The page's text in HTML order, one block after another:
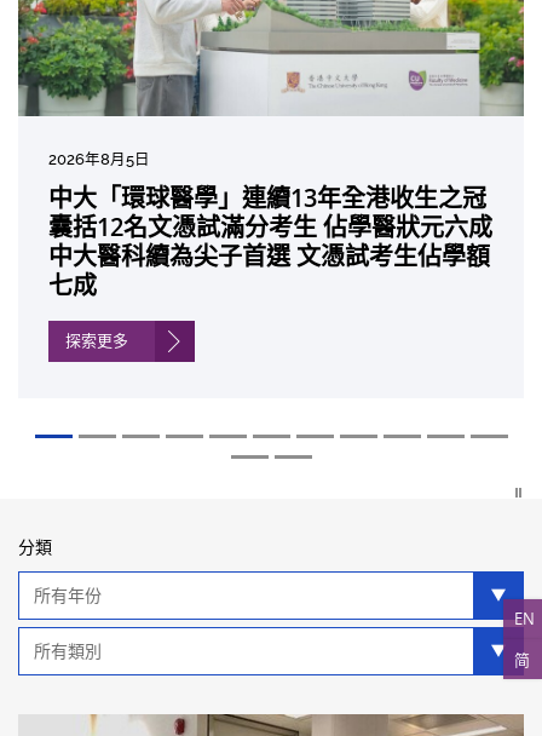
EN
简
2026年8月5日
中大「環球醫學」連續13年全港收生之冠
囊括12名文憑試滿分考生 佔學醫狀元六成
中大醫科續為尖子首選 文憑試考生佔學額
七成
探索更多
2026年7月27日
中大成立嶄新 ITECH醫療科技評估平台 推
動健康經濟分析及價值醫療
探索更多
2026年7月10日
中大研發「AI-OCT」系統助測糖尿黃斑水
腫 假陽性轉介個案銳減六成 縮短患者輪
候診症時間
2026年7月10日
中大黃秀娟教授獲頒中國工程界最高榮譽
「光華工程科技獎」 成為今屆醫藥衞生領
域唯一香港學者
2026年7月7日
中大新設「香港中文大學鳳凰獎學金」嘉
許公開試狀元 鼓勵學醫狀元走出課堂放眼
世界 裝備21世紀妙手仁醫
2026年6月29日
中大全新一站式PGT-Plus方案 精準辨識
傳統檢測中複雜基因異常「盲點」 降低人
工受孕流產及異常妊娠風險
2026年6月22日
中大發現青光眼治療新靶點 小鼠實驗證實
可恢復七成視力 有助開創嶄新神經保護療
法
2026年6月17日
中大成功拆解肝癌免疫治療耐藥性機制 揭
一種免疫細胞具「除廢餵食」新功能助癌
細胞耐藥性
2026年6月10日
中大與多名全球專家共同牽頭跨國肺癌研
究 逾半晚期ALK陽性肺癌病人七年無惡化
因特定基因異常而引起的肺癌有望變成
「慢性病」 患者可與病共存
探索更多
2026年6月5日
中大教授陳重娥獲頒「清野裕傑出領袖
獎」 成為本港首名學者榮膺亞洲糖尿病教
研最高榮譽
2026年6月2日
中大匯聚逾200位區域專家 探討私人醫療
保險如何推動全民健康覆蓋
探索更多
2026年5月19日
中大張源津醫生成首位亞洲研究員 榮獲國
際泌尿科權威獎項John K. Lattimer 講座
獎
2026年5月14日
中大取得「從實驗室到臨床應用」研究突
破 初步證實GLP-1藥物可改善嚴重中風康
復情況
分類
類